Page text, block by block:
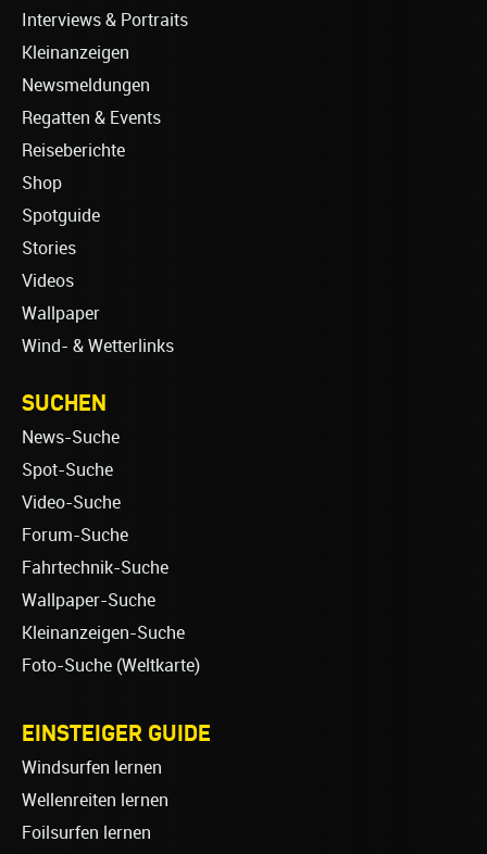
Interviews & Portraits
Kleinanzeigen
Newsmeldungen
Regatten & Events
Reiseberichte
Shop
Spotguide
Stories
Videos
Wallpaper
Wind- & Wetterlinks
SUCHEN
News-Suche
Spot-Suche
Video-Suche
Forum-Suche
Fahrtechnik-Suche
Wallpaper-Suche
Kleinanzeigen-Suche
Foto-Suche (Weltkarte)
EINSTEIGER GUIDE
Windsurfen lernen
Wellenreiten lernen
Foilsurfen lernen